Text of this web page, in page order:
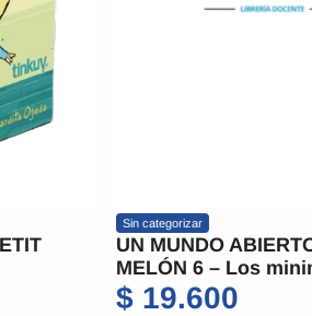
Sin categorizar
UN MUNDO
MELÓN 6 – Los
$ 19.600